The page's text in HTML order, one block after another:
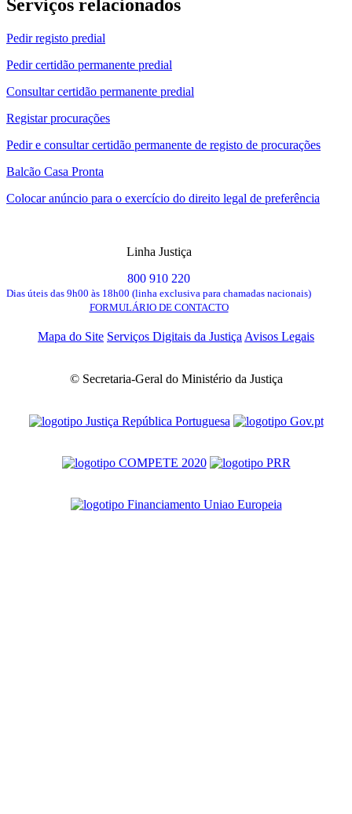
Serviços relacionados
Pedir registo predial
Pedir certidão permanente predial
Consultar certidão permanente predial
Registar procurações
Pedir e consultar certidão permanente de registo de procurações
Balcão Casa Pronta
Colocar anúncio para o exercício do direito legal de preferência
Linha Justiça
800 910 220
Dias úteis das 9h00 às 18h00 (linha exclusiva para chamadas nacionais)
FORMULÁRIO DE CONTACTO
Mapa do Site Serviços Digitais da Justiça Avisos Legais
© Secretaria-Geral do Ministério da Justiça